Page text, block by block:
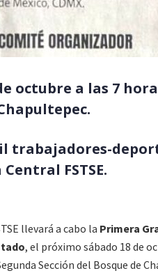
octubre a las 7
trabajadores-
FSTSE.
llevará a cabo la Primera
, el próximo sábado 18 de
Sección del Bosque de